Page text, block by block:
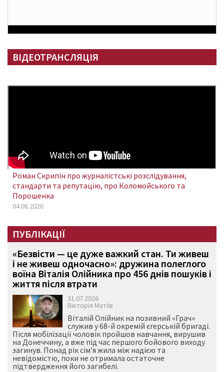
ВІДЕОТРАНСЛЯЦІЯ
Роман Скрипін про журналістські розслідування,
стандарти та репутацію, про Коломойського та
Порошенка
04.08.2026
ПУБЛІКАЦІЇ
«Безвісти — це дуже важкий стан. Ти живеш
і не живеш одночасно»: дружина полеглого
воїна Віталія Олійника про 456 днів пошуків і
життя після втрати
31.07.2026
Вікторія Матіїв
Віталій Олійник на позивний «Грач»
служив у 68-й окремій єгерській бригаді.
Після мобілізації чоловік пройшов навчання, вирушив
на Донеччину, а вже під час першого бойового виходу
загинув. Понад рік сім'я жила між надією та
невідомістю, поки не отримала остаточне
підтвердження його загибелі.